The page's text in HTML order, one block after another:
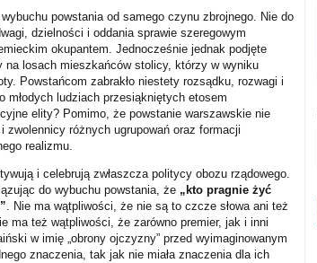
powstania od samego czynu zbrojnego. Nie do
dzielności i oddania sprawie szeregowym
okupantem. Jednocześnie jednak podjęte
na losach mieszkańców stolicy, którzy w wyniku
Powstańcom zabrakło niestety rozsądku, rozwagi i
młodych ludziach przesiąkniętych etosem
elity? Pomimo, że powstanie warszawskie nie
różnych ugrupowań oraz formacji
realizmu.
i celebrują zwłaszcza politycy obozu rządowego.
do wybuchu powstania, że „kto pragnie żyć
. Nie ma wątpliwości, że nie są to czcze słowa ani też
ma też wątpliwości, że zarówno premier, jak i inni
w imię „obrony ojczyzny” przed wyimaginowanym
znaczenia, tak jak nie miała znaczenia dla ich